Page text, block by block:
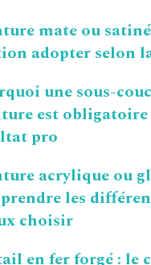
mate ou
adopter selon
une sous-
est
pro
acrylique ou
les
choisir
en fer forgé : le